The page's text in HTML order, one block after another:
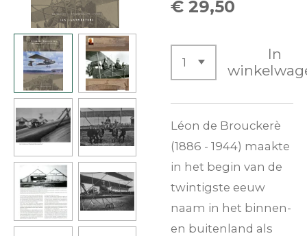
€ 29,50
In
Léon de Brouckerè
(1886 - 1944) maakte
in het begin van de
twintigste eeuw
naam in het binnen-
en buitenland als